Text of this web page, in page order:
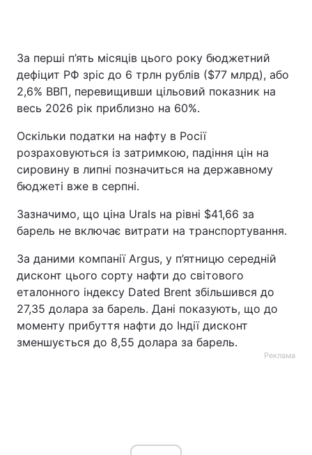
За перші п’ять місяців цього року бюджетний
дефіцит РФ зріс до 6 трлн рублів ($77 млрд), або
2,6% ВВП, перевищивши цільовий показник на
весь 2026 рік приблизно на 60%.
Оскільки податки на нафту в Росії
розраховуються із затримкою, падіння цін на
сировину в липні позначиться на державному
бюджеті вже в серпні.
Зазначимо, що ціна Urals на рівні $41,66 за
барель не включає витрати на транспортування.
За даними компанії Argus, у п’ятницю середній
дисконт цього сорту нафти до світового
еталонного індексу Dated Brent збільшився до
27,35 долара за барель. Дані показують, що до
моменту прибуття нафти до Індії дисконт
зменшується до 8,55 долара за барель.
Реклама